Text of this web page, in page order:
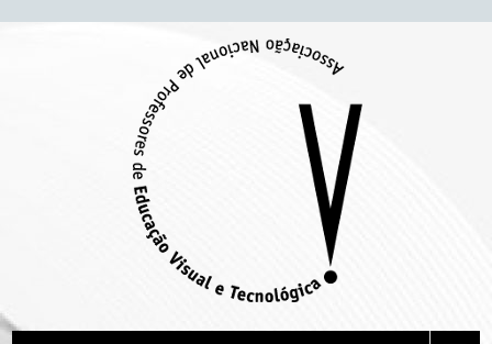
APEVT
Associação Nacional de Professores de Educação Visual e Tecnológica